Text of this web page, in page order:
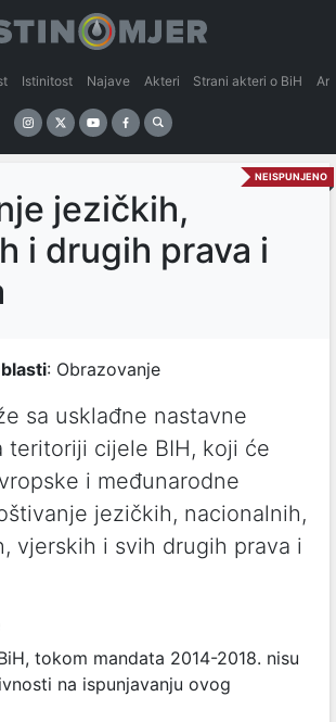
Istinitost Najave Akteri Strani akteri o BiH
NEISPUNJENO
jezičkih,
i drugih prava i
: Obrazovanje
sa usklađne nastavne
teritoriji cijele BIH, koji će
i međunarodne
jezičkih, nacionalnih,
vjerskih i svih drugih prava i
tokom mandata 2014-2018. nisu
na ispunjavanju ovog